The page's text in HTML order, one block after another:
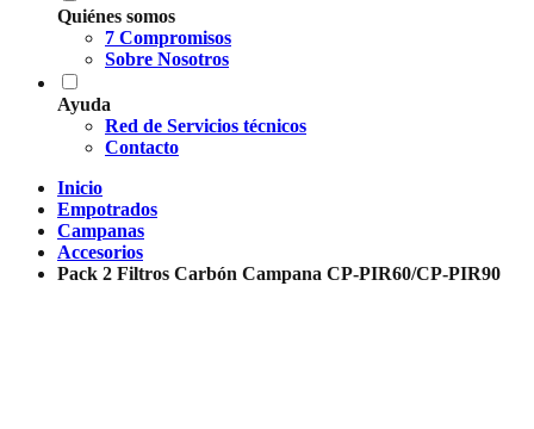
Quiénes somos
7 Compromisos
Sobre Nosotros
Ayuda
Red de Servicios técnicos
Contacto
Inicio
Empotrados
Campanas
Accesorios
Pack 2 Filtros Carbón Campana CP-PIR60/CP-PIR90